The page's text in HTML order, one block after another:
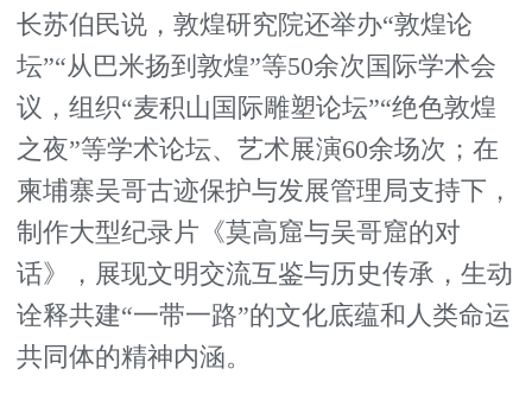
长苏伯民说，敦煌研究院还举办“敦煌论
坛”“从巴米扬到敦煌”等50余次国际学术会
议，组织“麦积山国际雕塑论坛”“绝色敦煌
之夜”等学术论坛、艺术展演60余场次；在
柬埔寨吴哥古迹保护与发展管理局支持下，
制作大型纪录片《莫高窟与吴哥窟的对
话》，展现文明交流互鉴与历史传承，生动
诠释共建“一带一路”的文化底蕴和人类命运
共同体的精神内涵。